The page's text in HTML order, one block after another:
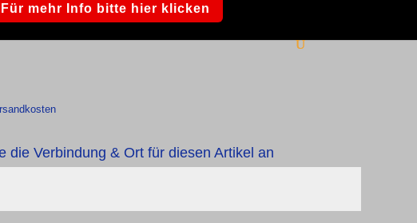
mehr Info bitte hier klicken
die Verbindung & Ort für diesen Artikel an